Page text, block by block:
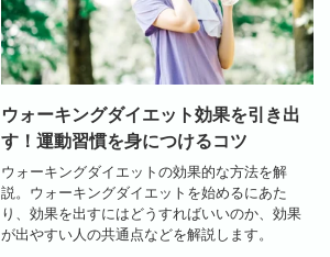
ウォーキングダイエット効果を引き出
す！運動習慣を身につけるコツ
ウォーキングダイエットの効果的な方法を解
説。ウォーキングダイエットを始めるにあた
り、効果を出すにはどうすればいいのか、効果
が出やすい人の共通点などを解説します。